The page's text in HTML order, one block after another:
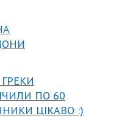
ПО 60
ЦІКАВО :)